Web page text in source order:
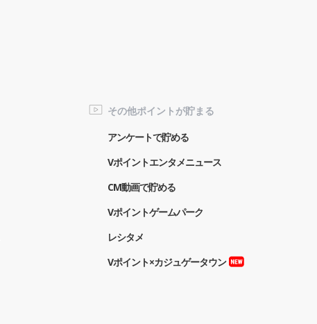
その他ポイントが貯まる
アンケートで貯める
Vポイントエンタメニュース
CM動画で貯める
Vポイントゲームパーク
レシタメ
Vポイント×カジュゲータウン